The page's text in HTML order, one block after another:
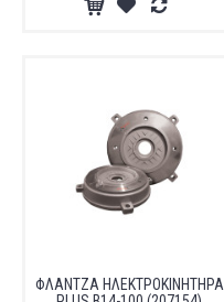
ΦΛΑΝΤΖΑ ΗΛΕΚΤΡΟΚΙΝΗΤΗΡΑ